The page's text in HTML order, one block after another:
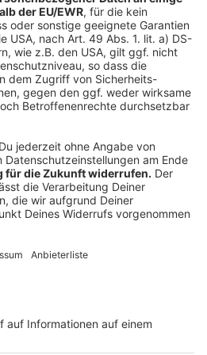
im Stadtrat, Rolf Tups, rät der
Lage abzuwarten. Die
sind in dieser Woche gestartet,
und GRÜNE. Später sollen
dazu kommen
zum Thema:
nach der Bundestagswahl
Polit-Comedy